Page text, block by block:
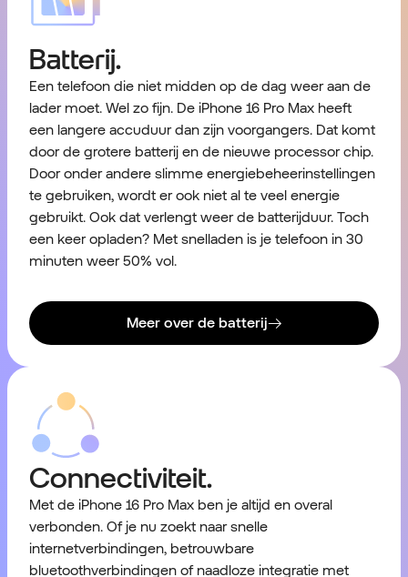
Batterij.
Een telefoon die niet midden op de dag weer aan de
lader moet. Wel zo fijn. De iPhone 16 Pro Max heeft
een langere accuduur dan zijn voorgangers. Dat komt
door de grotere batterij en de nieuwe processor chip.
Door onder andere slimme energiebeheerinstellingen
te gebruiken, wordt er ook niet al te veel energie
gebruikt. Ook dat verlengt weer de batterijduur. Toch
een keer opladen? Met snelladen is je telefoon in 30
minuten weer 50% vol.
Meer over de batterij
Connectiviteit.
Met de iPhone 16 Pro Max ben je altijd en overal
verbonden. Of je nu zoekt naar snelle
internetverbindingen, betrouwbare
bluetoothverbindingen of naadloze integratie met